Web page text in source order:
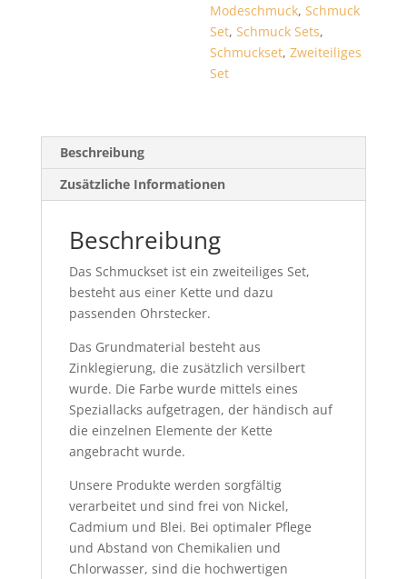
Modeschmuck,Schmuck
Set,Schmuck Sets,
Schmuckset,Zweiteiliges
Set
Beschreibung
Zusätzliche Informationen
Beschreibung
Das Schmuckset ist ein zweiteiliges Set,
besteht aus einer Kette und dazu
passenden Ohrstecker.
Das Grundmaterial besteht aus
Zinklegierung, die zusätzlich versilbert
wurde. Die Farbe wurde mittels eines
Speziallacks aufgetragen, der händisch auf
die einzelnen Elemente der Kette
angebracht wurde.
Unsere Produkte werden sorgfältig
verarbeitet und sind frei von Nickel,
Cadmium und Blei. Bei optimaler Pflege
und Abstand von Chemikalien und
Chlorwasser, sind die hochwertigen